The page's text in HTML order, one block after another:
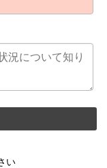
い